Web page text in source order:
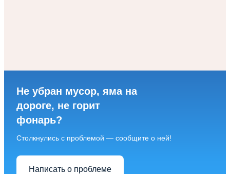
Не убран мусор, яма на
дороге, не горит
фонарь?
Столкнулись с проблемой — сообщите о ней!
Написать о проблеме